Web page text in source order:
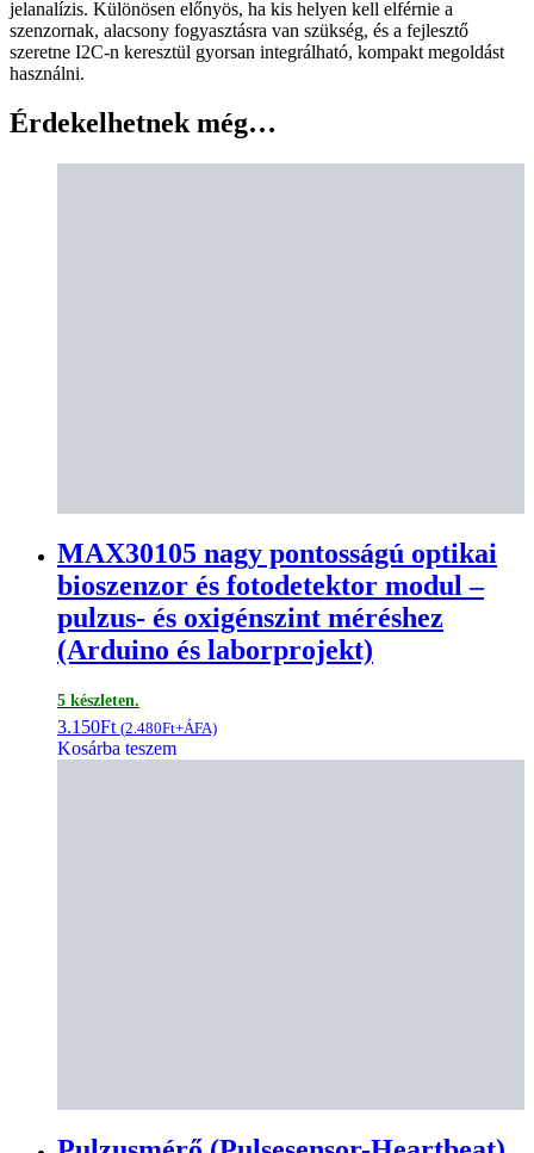
jelanalízis. Különösen előnyös, ha kis helyen kell elférnie a
szenzornak, alacsony fogyasztásra van szükség, és a fejlesztő
szeretne I2C-n keresztül gyorsan integrálható, kompakt megoldást
használni.
Érdekelhetnek még…
MAX30105 nagy pontosságú optikai
bioszenzor és fotodetektor modul –
pulzus- és oxigénszint méréshez
(Arduino és laborprojekt)
5 készleten.
3.150Ft (2.480Ft+ÁFA)
Kosárba teszem